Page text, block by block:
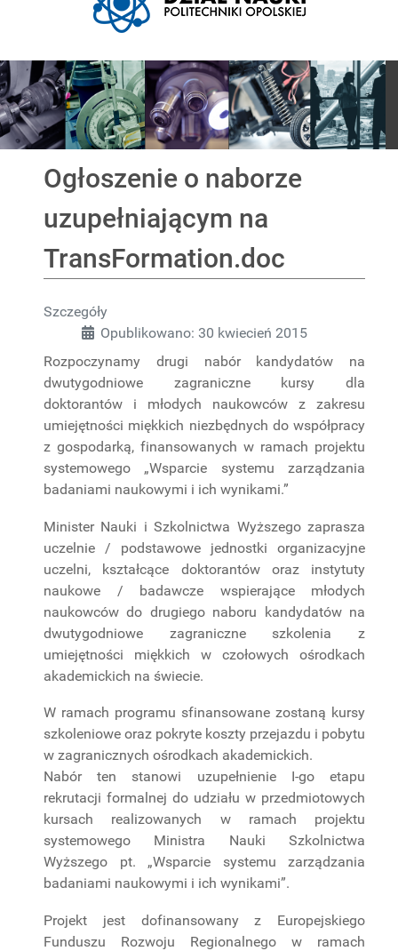
Pokaz slajdów
Ogłoszenie o naborze
uzupełniającym na
TransFormation.doc
Szczegóły
Opublikowano: 30 kwiecień 2015
Rozpoczynamy drugi nabór kandydatów na
dwutygodniowe zagraniczne kursy dla
doktorantów i młodych naukowców z zakresu
umiejętności miękkich niezbędnych do współpracy
z gospodarką, finansowanych w ramach projektu
systemowego „Wsparcie systemu zarządzania
badaniami naukowymi i ich wynikami.”
Minister Nauki i Szkolnictwa Wyższego zaprasza
uczelnie / podstawowe jednostki organizacyjne
uczelni, kształcące doktorantów oraz instytuty
naukowe / badawcze wspierające młodych
naukowców do drugiego naboru kandydatów na
dwutygodniowe zagraniczne szkolenia z
umiejętności miękkich w czołowych ośrodkach
akademickich na świecie.
W ramach programu sfinansowane zostaną kursy
szkoleniowe oraz pokryte koszty przejazdu i pobytu
w zagranicznych ośrodkach akademickich.
Nabór ten stanowi uzupełnienie I-go etapu
rekrutacji formalnej do udziału w przedmiotowych
kursach realizowanych w ramach projektu
systemowego Ministra Nauki Szkolnictwa
Wyższego pt. „Wsparcie systemu zarządzania
badaniami naukowymi i ich wynikami”.
Projekt jest dofinansowany z Europejskiego
Funduszu Rozwoju Regionalnego w ramach